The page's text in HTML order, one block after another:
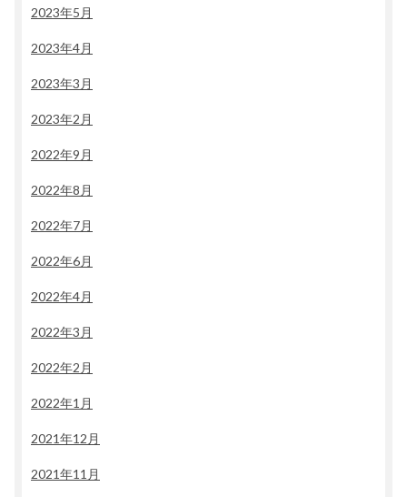
2023年5月
2023年4月
2023年3月
2023年2月
2022年9月
2022年8月
2022年7月
2022年6月
2022年4月
2022年3月
2022年2月
2022年1月
2021年12月
2021年11月